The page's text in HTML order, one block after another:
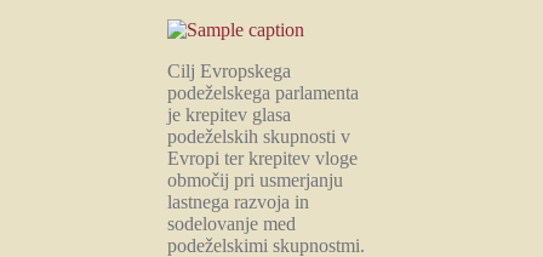
Cilj Evropskega
podeželskega parlamenta
je krepitev glasa
podeželskih skupnosti v
Evropi ter krepitev vloge
območij pri usmerjanju
lastnega razvoja in
sodelovanje med
podeželskimi skupnostmi.